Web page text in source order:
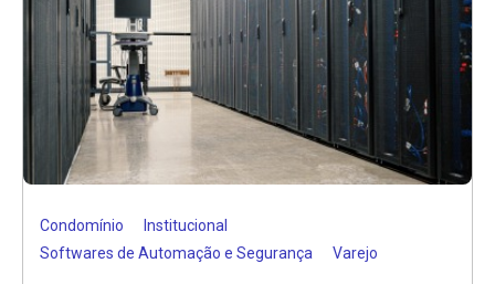
Condomínio
Institucional
Softwares de Automação e Segurança
Varejo